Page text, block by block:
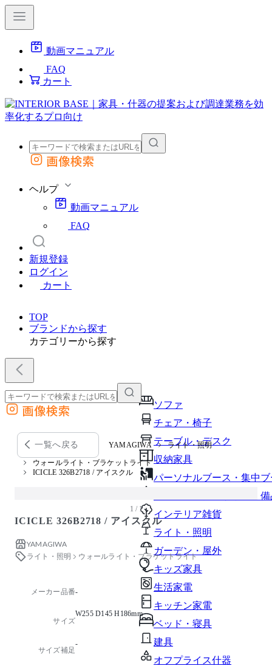
動画マニュアル
FAQ
カート
外部サイトの商品をカートに追加
画像検索
ヘルプ
動画マニュアル
FAQ
新規登録
ログイン
カート
TOP
ブランドから探す
カテゴリーから探す
ソファ
チェア・椅子
テーブル・デスク
収納家具
パーソナルブース・集中
オフィスアクセサリー・
インテリア雑貨
ライト・照明
ガーデン・屋外
キッズ家具
生活家電
キッチン家電
ベッド・寝具
建具
オフプライス什器
外部サイトの商品をカートに追加
他のサイトで見つけた商品ページのURLを貼り付けて、カートに追加できます
画像検索
一覧へ戻る YAMAGIWA ライト・照明
ウォールライト・ブラケットライト
ICICLE 326B2718 / アイスクル
1 / 1
ICICLE 326B2718 / アイスクル
YAMAGIWA
ライト・照明
ウォールライト・ブラケットライト
メーカー品番-
サイズ
W255 D145 H186mm
サイズ補足
-